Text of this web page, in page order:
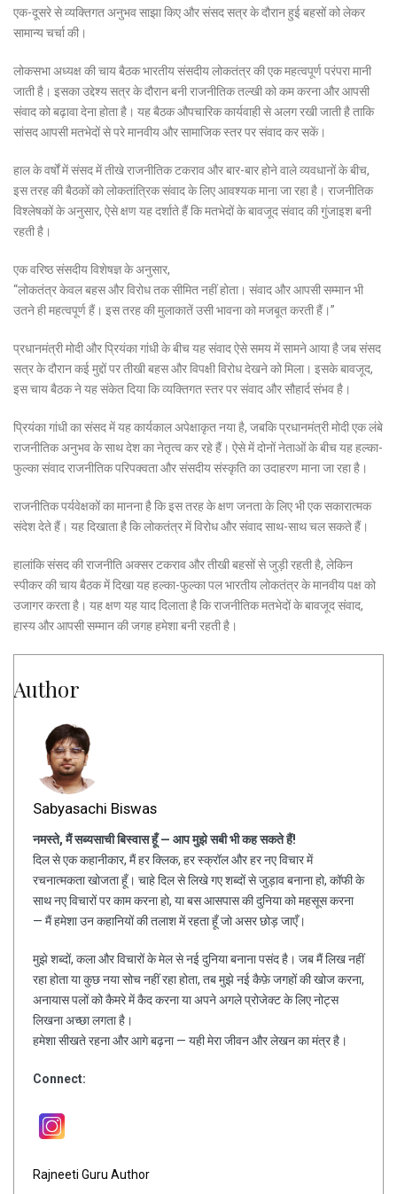
एक-दूसरे से व्यक्तिगत अनुभव साझा किए और संसद सत्र के दौरान हुई बहसों को लेकर
सामान्य चर्चा की।
लोकसभा अध्यक्ष की चाय बैठक भारतीय संसदीय लोकतंत्र की एक महत्वपूर्ण परंपरा मानी
जाती है। इसका उद्देश्य सत्र के दौरान बनी राजनीतिक तल्खी को कम करना और आपसी
संवाद को बढ़ावा देना होता है। यह बैठक औपचारिक कार्यवाही से अलग रखी जाती है ताकि
सांसद आपसी मतभेदों से परे मानवीय और सामाजिक स्तर पर संवाद कर सकें।
हाल के वर्षों में संसद में तीखे राजनीतिक टकराव और बार-बार होने वाले व्यवधानों के बीच,
इस तरह की बैठकों को लोकतांत्रिक संवाद के लिए आवश्यक माना जा रहा है। राजनीतिक
विश्लेषकों के अनुसार, ऐसे क्षण यह दर्शाते हैं कि मतभेदों के बावजूद संवाद की गुंजाइश बनी
रहती है।
एक वरिष्ठ संसदीय विशेषज्ञ के अनुसार,
“लोकतंत्र केवल बहस और विरोध तक सीमित नहीं होता। संवाद और आपसी सम्मान भी
उतने ही महत्वपूर्ण हैं। इस तरह की मुलाकातें उसी भावना को मजबूत करती हैं।”
प्रधानमंत्री मोदी और प्रियंका गांधी के बीच यह संवाद ऐसे समय में सामने आया है जब संसद
सत्र के दौरान कई मुद्दों पर तीखी बहस और विपक्षी विरोध देखने को मिला। इसके बावजूद,
इस चाय बैठक ने यह संकेत दिया कि व्यक्तिगत स्तर पर संवाद और सौहार्द संभव है।
प्रियंका गांधी का संसद में यह कार्यकाल अपेक्षाकृत नया है, जबकि प्रधानमंत्री मोदी एक लंबे
राजनीतिक अनुभव के साथ देश का नेतृत्व कर रहे हैं। ऐसे में दोनों नेताओं के बीच यह हल्का-
फुल्का संवाद राजनीतिक परिपक्वता और संसदीय संस्कृति का उदाहरण माना जा रहा है।
राजनीतिक पर्यवेक्षकों का मानना है कि इस तरह के क्षण जनता के लिए भी एक सकारात्मक
संदेश देते हैं। यह दिखाता है कि लोकतंत्र में विरोध और संवाद साथ-साथ चल सकते हैं।
हालांकि संसद की राजनीति अक्सर टकराव और तीखी बहसों से जुड़ी रहती है, लेकिन
स्पीकर की चाय बैठक में दिखा यह हल्का-फुल्का पल भारतीय लोकतंत्र के मानवीय पक्ष को
उजागर करता है। यह क्षण यह याद दिलाता है कि राजनीतिक मतभेदों के बावजूद संवाद,
हास्य और आपसी सम्मान की जगह हमेशा बनी रहती है।
Author
Sabyasachi Biswas
नमस्ते, मैं सब्यसाची बिस्वास हूँ — आप मुझे सबी भी कह सकते हैं!
दिल से एक कहानीकार, मैं हर क्लिक, हर स्क्रॉल और हर नए विचार में
रचनात्मकता खोजता हूँ। चाहे दिल से लिखे गए शब्दों से जुड़ाव बनाना हो, कॉफी के
साथ नए विचारों पर काम करना हो, या बस आसपास की दुनिया को महसूस करना
— मैं हमेशा उन कहानियों की तलाश में रहता हूँ जो असर छोड़ जाएँ।
मुझे शब्दों, कला और विचारों के मेल से नई दुनिया बनाना पसंद है। जब मैं लिख नहीं
रहा होता या कुछ नया सोच नहीं रहा होता, तब मुझे नई कैफ़े जगहों की खोज करना,
अनायास पलों को कैमरे में कैद करना या अपने अगले प्रोजेक्ट के लिए नोट्स
लिखना अच्छा लगता है।
हमेशा सीखते रहना और आगे बढ़ना — यही मेरा जीवन और लेखन का मंत्र है।
Connect:
Rajneeti Guru Author